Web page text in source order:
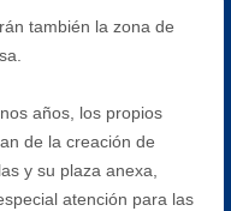
también la zona de
años, los propios
de la creación de
y su plaza anexa,
atención para las